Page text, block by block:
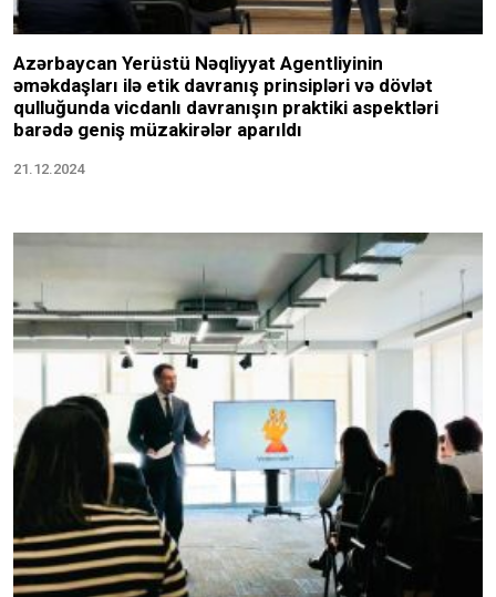
Azərbaycan Yerüstü Nəqliyyat Agentliyinin
əməkdaşları ilə etik davranış prinsipləri və dövlət
qulluğunda vicdanlı davranışın praktiki aspektləri
barədə geniş müzakirələr aparıldı
21.12.2024